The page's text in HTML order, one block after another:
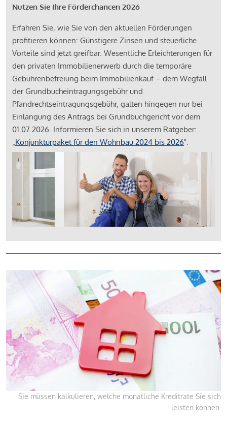
Nutzen Sie Ihre Förderchancen 2026
Erfahren Sie, wie Sie von den aktuellen Förderungen
profitieren können: Günstigere Zinsen und steuerliche
Vorteile sind jetzt greifbar. Wesentliche Erleichterungen für
den privaten Immobilienerwerb durch die temporäre
Gebührenbefreiung beim Immobilienkauf – dem Wegfall
der Grundbucheintragungsgebühr und
Pfandrechtseintragungsgebühr, galten hingegen nur bei
Einlangung des Antrags bei Grundbuchgericht vor dem
01.07.2026. Informieren Sie sich in unserem Ratgeber:
„Konjunkturpaket für den Wohnbau 2024 bis 2026".
Sie müssen kalkulieren, welche monatliche Kreditrate Sie sich
leisten können.